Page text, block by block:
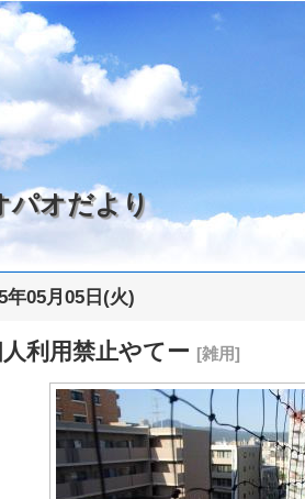
パオだより
年05月05日(火)
利用禁止やてー [雑用]